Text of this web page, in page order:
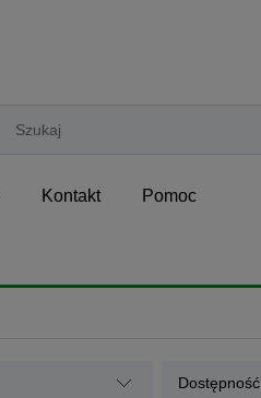
Kontakt Pomoc